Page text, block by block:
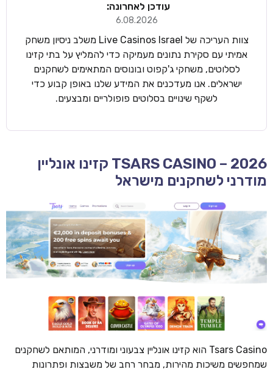
עודכן לאחרונה:
6.08.2026
צוות העריכה של Live Casinos Israel משלב ניסיון משחק
אמיתי עם סקירת נתונים מעמיקה כדי להמליץ על בתי קזינו
לסלוטים, משחקי ג'קפוט ובונוסים המתאימים לשחקנים
ישראלים. אנו מעדכנים את המידע שלנו באופן קבוע כדי
לשקף שינויים בסלוטים פופולריים ומבצעים.
TSARS CASINO – 2026 קזינו אונליין
מודרני לשחקנים מישראל
Tsars Casino הוא קזינו אונליין צבעוני ומודרני, המותאם לשחקנים
שמחפשים משיכות מהירות, מבחר רחב של משבצות ופתרונות